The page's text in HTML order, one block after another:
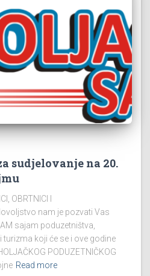
sudjelovanje na 20.
OBRTNICI I
nam je pozvati Vas
sajam poduzetništva,
koji će se i ove godine
PODUZETNIČKOG
Read more